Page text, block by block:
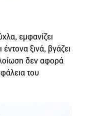
εμφανίζει
ξινά, βγάζει
δεν αφορά
του